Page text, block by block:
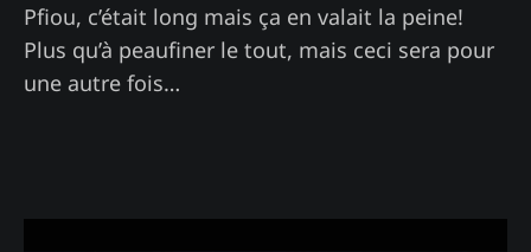
Pfiou, c’était long mais ça en valait la peine!
Plus qu’à peaufiner le tout, mais ceci sera pour
une autre fois…